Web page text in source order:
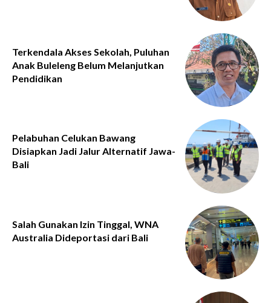
Terkendala Akses Sekolah, Puluhan
Anak Buleleng Belum Melanjutkan
Pendidikan
Pelabuhan Celukan Bawang
Disiapkan Jadi Jalur Alternatif Jawa-
Bali
Salah Gunakan Izin Tinggal, WNA
Australia Dideportasi dari Bali